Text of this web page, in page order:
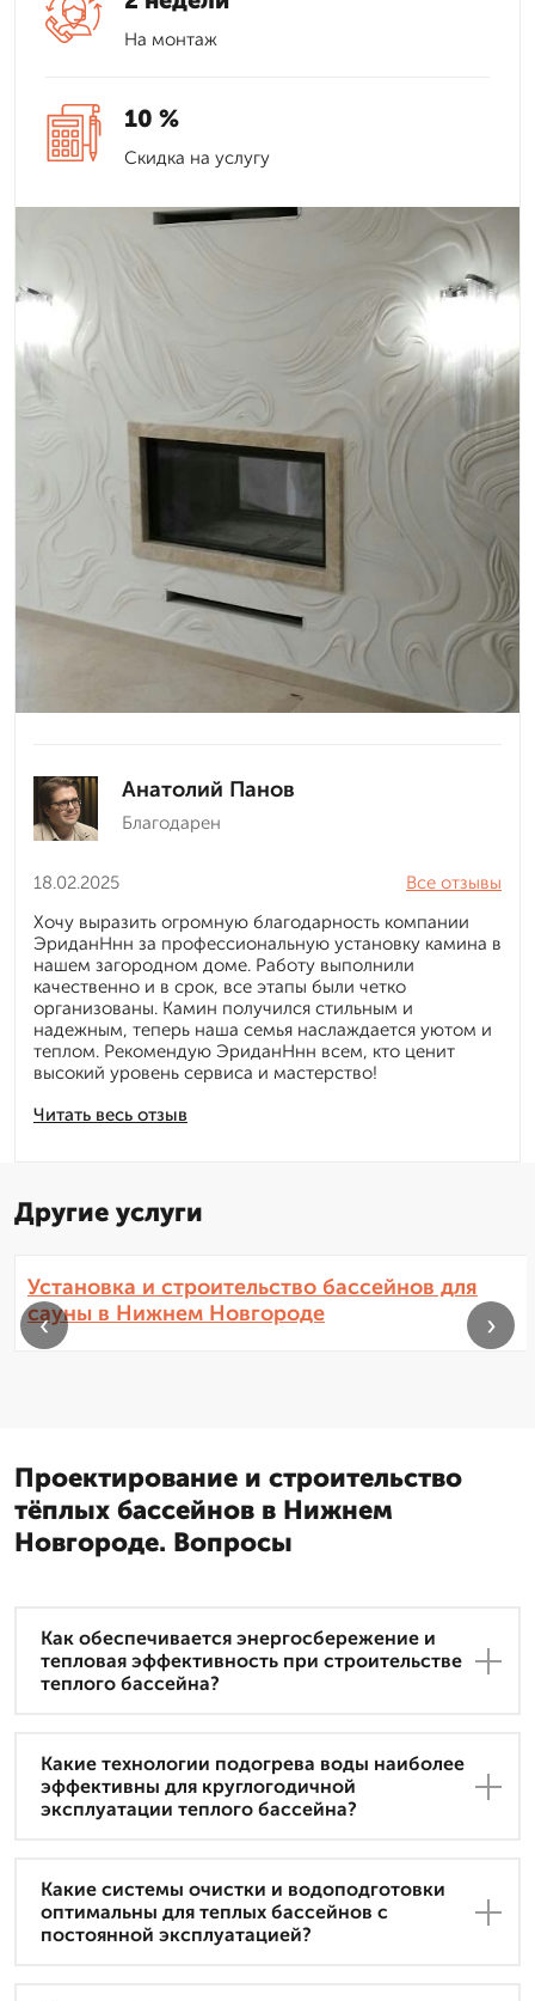
На монтаж
10 %
Скидка на услугу
Анатолий Панов
Благодарен
18.02.2025
Читать весь отзыв
Все отзывы
Хочу выразить огромную благодарность компании
ЭриданНнн за профессиональную установку камина в
нашем загородном доме. Работу выполнили
качественно и в срок, все этапы были четко
организованы. Камин получился стильным и
надежным, теперь наша семья наслаждается уютом и
теплом. Рекомендую ЭриданНнн всем, кто ценит
высокий уровень сервиса и мастерство!
Другие услуги
Установка и строительство бассейнов для
сауны в Нижнем Новгороде
‹ ›
Проектирование и строительство
тёплых бассейнов в Нижнем
Новгороде. Вопросы
Как обеспечивается энергосбережение и
тепловая эффективность при строительстве
теплого бассейна?
Какие технологии подогрева воды наиболее
эффективны для круглогодичной
эксплуатации теплого бассейна?
Какие системы очистки и водоподготовки
оптимальны для теплых бассейнов с
постоянной эксплуатацией?